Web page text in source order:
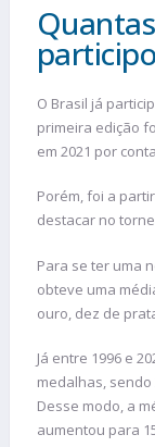
O Brasil já
primeira edição
em 2021 por
Porém, foi a
destacar no
Para se ter uma
obteve uma
ouro, dez de
Já entre 1996 e
medalhas, sendo
Desse modo, a
aumentou para